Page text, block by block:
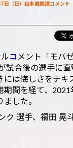
日（日）松本戦関連コメント
コ メント「モバ
試合後の選手に
には悔しさをテキ
期間を経て、
した。
ク 選手、福田 晃